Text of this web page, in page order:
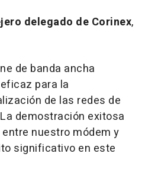
delegado de Corinex,
de banda ancha
para la
de las redes de
demostración exitosa
nuestro módem y
significativo en este